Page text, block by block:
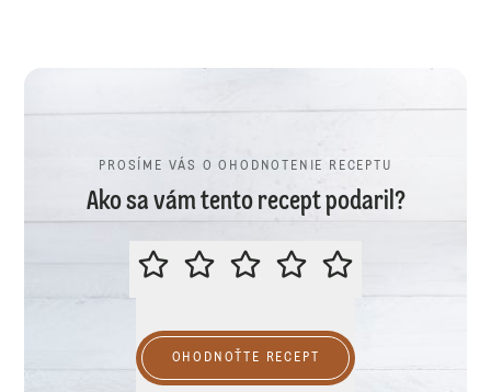
PROSÍME VÁS O OHODNOTENIE RECEPTU
Ako sa vám tento recept podaril?
PROSÍME VÁS O OHODNOTENIE
OHODNOŤTE RECEPT